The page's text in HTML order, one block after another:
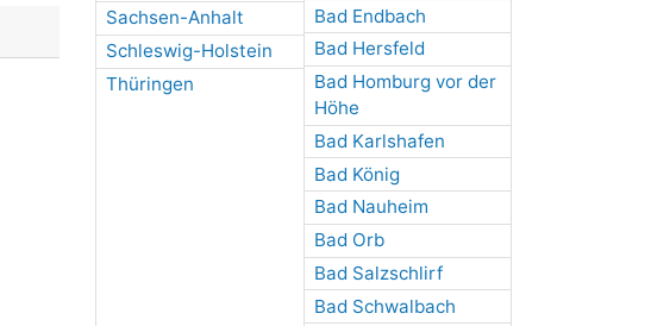
Sachsen-Anhalt
Schleswig-Holstein
Thüringen
Bad Endbach
Bad Hersfeld
Bad Homburg vor der
Höhe
Bad Karlshafen
Bad König
Bad Nauheim
Bad Orb
Bad Salzschlirf
Bad Schwalbach